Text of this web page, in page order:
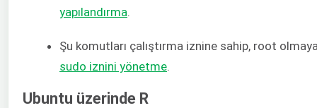
yapılandırma.
Şu komutları çalıştırma iznine sahip, root
sudo iznini yönetme
Ubuntu üzerinde R